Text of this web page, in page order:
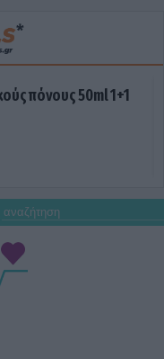
πόνους 50ml 1+1